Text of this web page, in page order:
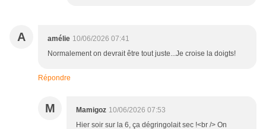
A amélie 10/06/2026 07:41
Normalement on devrait être tout juste...Je croise la doigts!
Répondre
M Mamigoz 10/06/2026 07:53
Hier soir sur la 6, ça dégringolait sec !<br /> On